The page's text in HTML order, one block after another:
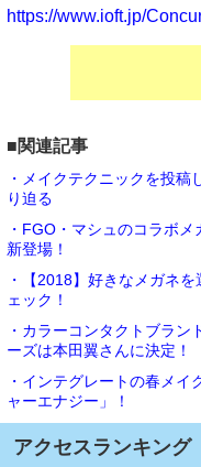
https://www.ioft.jp/
■関連記事
・メイクテクニックを投
り迫る
・FGO・マシュのコラボ
新登場！
・【2018】好きなメガネ
ェック！
・カラーコンタクトブラン
ーズは本田翼さんに決定！
・インテグレートの春メ
ャーエナジー」！
アクセスランキング